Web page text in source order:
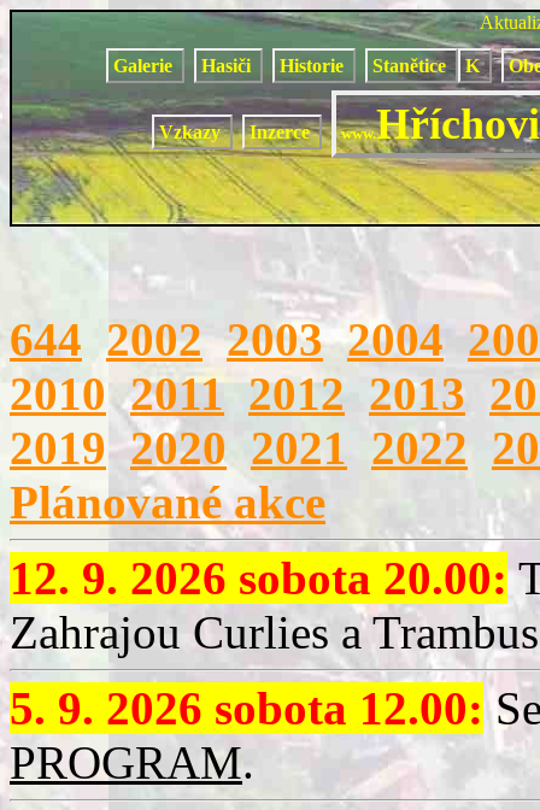
Galerie Hasiči Historie Stanětice K
Vzkazy Inzerce www.
644 2002 2003 2004
2010 2011 2012 2013
2019 2020 2021 2022
Plánované akce
12. 9. 2026 sobota 20.00:
Zahrajou Curlies a
5. 9. 2026 sobota 12.00:
PROGRAM.